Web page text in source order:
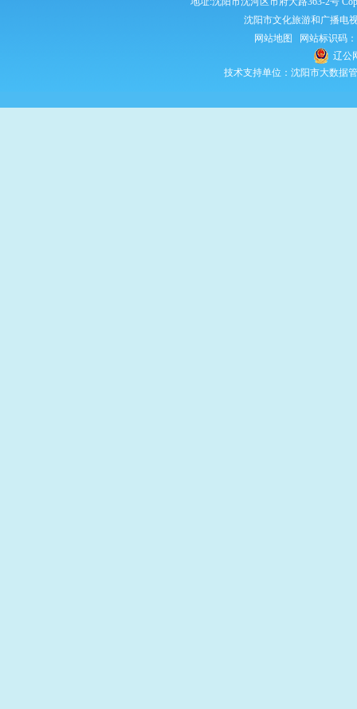
沈阳市文化旅游和广播电
网站地图
网站标识码
辽公
技术支持单位：沈阳市大数据